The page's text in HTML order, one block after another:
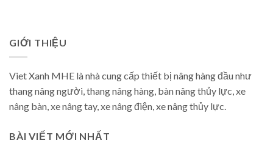
GIỚI THIỆU
Viet Xanh MHE là nhà cung cấp thiết bị nâng hàng đầu như
thang nâng người, thang nâng hàng, bàn nâng thủy lực, xe
nâng bàn, xe nâng tay, xe nâng điện, xe nâng thủy lực.
BÀI VIẾT MỚI NHẤT